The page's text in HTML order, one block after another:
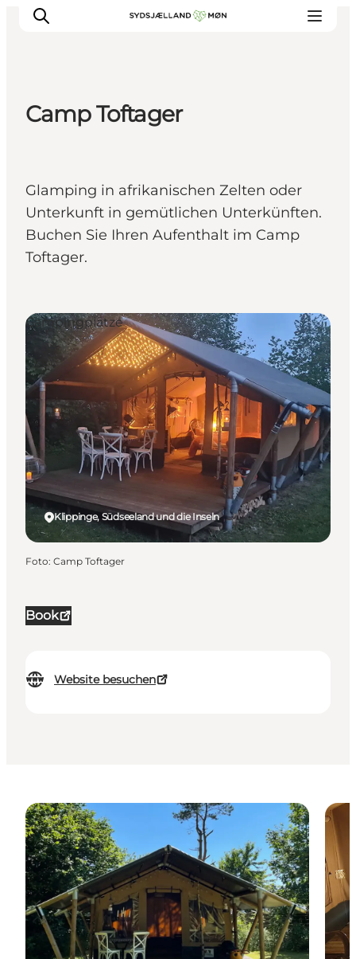
Events
Essen
Unterkunft
Reise planen
Camp Toftager
Glamping in afrikanischen Zelten oder
Unterkunft in gemütlichen Unterkünften.
Buchen Sie Ihren Aufenthalt im Camp
Toftager.
Book
Website besuchen
Klippinge, Südseeland und die Inseln
Campingplätze
Foto: Camp Toftager